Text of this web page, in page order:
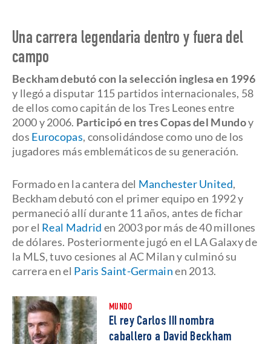
Una carrera legendaria dentro y fuera del
campo
Beckham debutó con la selección inglesa en 1996
y llegó a disputar 115 partidos internacionales, 58
de ellos como capitán de los Tres Leones entre
2000 y 2006. Participó en tres Copas del Mundoy
dos Eurocopas, consolidándose como uno de los
jugadores más emblemáticos de su generación.
Formado en la cantera del Manchester United,
Beckham debutó con el primer equipo en 1992 y
permaneció allí durante 11 años, antes de fichar
por el Real Madrid en 2003 por más de 40 millones
de dólares. Posteriormente jugó en el LA Galaxy de
la MLS, tuvo cesiones al AC Milan y culminó su
carrera en el Paris Saint-Germainen 2013.
MUNDO
El rey Carlos III nombra
caballero a David Beckham